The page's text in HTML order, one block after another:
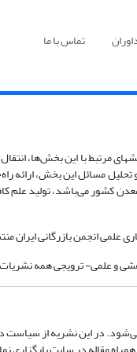
تماس با ما
کاربردی کردن پژوهشهای
مسائل این بخش، ارائه
کشور می‌باشد، تولید علم
در این نشریه از سیاست